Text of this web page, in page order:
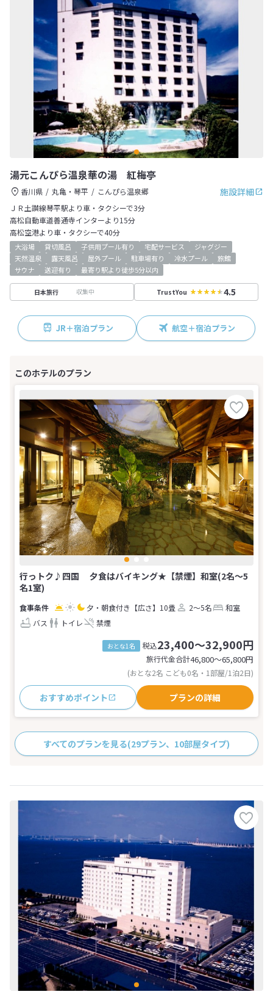
湯元こんぴら温泉華の湯 紅梅亭
施設詳細
香川県 丸亀・琴平
こんぴら温泉郷
ＪＲ土讃線琴平駅より車・タクシーで3分
高松自動車道善通寺インターより15分
高松空港より車・タクシーで40分
大浴場 貸切風呂 子供用プール有り 宅配サービス
ジャグジー
天然温泉
露天風呂 屋外プール 駐車場有り 冷水プール
旅館
サウナ
送迎有り 最寄り駅より徒歩5分以内
日本旅行 収集中 TrustYou 4.5
JR＋宿泊プラン 航空＋宿泊プラン
行っトク♪四国 夕食はバイキング★【禁煙】和室(2名～5
名1室)
夕・朝食付き 【広さ】10畳 2～5名
和室
バス
トイレ 禁煙
おとな1名 税込23,400～32,900円
旅行代金合計46,800〜65,800円
(おとな2名 こども0名・1部屋/1泊2日)
おすすめポイント プランの詳細
すべてのプランを見る(29プラン、10部屋タイプ)